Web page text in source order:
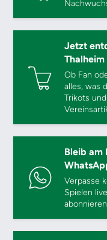
Jetzt
Ob Fan
alles, was
Trikots
Bleib am
Verpasse
Spielen